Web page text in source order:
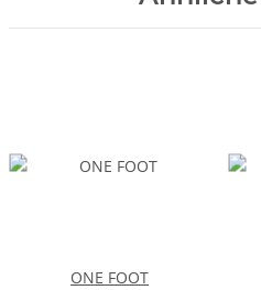
ONE FOOT